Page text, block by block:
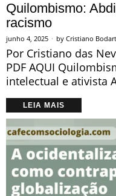
Quilombismo:
racismo
junho 4, 2025 by Cristiano Bodart
Por Cristiano das
PDF AQUI
intelectual e ativista
LEIA MAIS